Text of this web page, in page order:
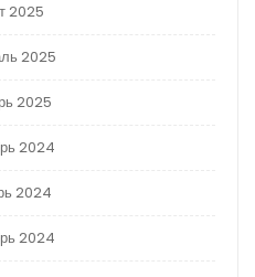
2025
2025
2025
2024
2024
2024